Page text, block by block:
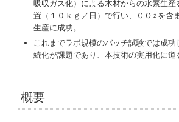
吸収ガス化）による木材からの水素生産
置（１０ｋｇ／日）で行い、ＣＯ ２ を含
生産に成功。
これまでラボ規模のバッチ試験では成
続化が課題であり、本技術の実用化に道
概要